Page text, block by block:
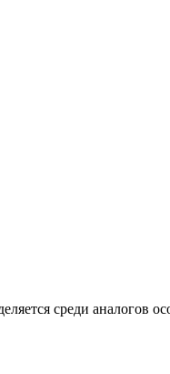
среди аналогов